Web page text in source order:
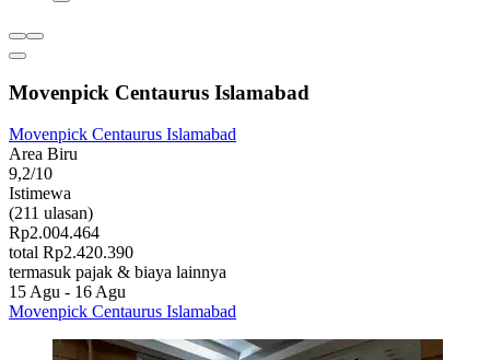
Movenpick Centaurus Islamabad
Movenpick Centaurus Islamabad
Area Biru
9,2/10
Istimewa
(211 ulasan)
Rp2.004.464
total Rp2.420.390
termasuk pajak & biaya lainnya
15 Agu - 16 Agu
Movenpick Centaurus Islamabad